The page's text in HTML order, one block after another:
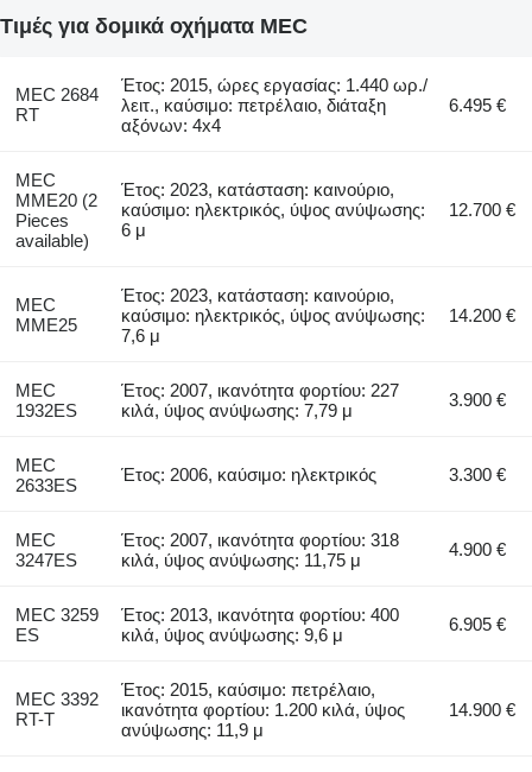
Τιμές για δομικά οχήματα MEC
MEC 2684
RT
Έτος: 2015, ώρες εργασίας: 1.440 ωρ./
λειτ., καύσιμο: πετρέλαιο, διάταξη
αξόνων: 4x4
6.495 €
MEC
MME20 (2
Pieces
available)
Έτος: 2023, κατάσταση: καινούριο,
καύσιμο: ηλεκτρικός, ύψος ανύψωσης:
6 μ
12.700 €
MEC
MME25
Έτος: 2023, κατάσταση: καινούριο,
καύσιμο: ηλεκτρικός, ύψος ανύψωσης:
7,6 μ
14.200 €
MEC
1932ES
Έτος: 2007, ικανότητα φορτίου: 227
κιλά, ύψος ανύψωσης: 7,79 μ
3.900 €
MEC
2633ES
Έτος: 2006, καύσιμο: ηλεκτρικός 3.300 €
MEC
3247ES
Έτος: 2007, ικανότητα φορτίου: 318
κιλά, ύψος ανύψωσης: 11,75 μ
4.900 €
MEC 3259
ES
Έτος: 2013, ικανότητα φορτίου: 400
κιλά, ύψος ανύψωσης: 9,6 μ
6.905 €
MEC 3392
RT-T
Έτος: 2015, καύσιμο: πετρέλαιο,
ικανότητα φορτίου: 1.200 κιλά, ύψος
ανύψωσης: 11,9 μ
14.900 €